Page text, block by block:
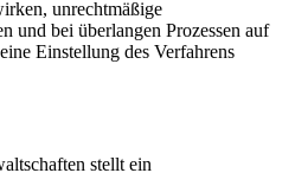
unrechtmäßige
und bei überlangen Prozessen auf
Einstellung des Verfahrens
stellt ein